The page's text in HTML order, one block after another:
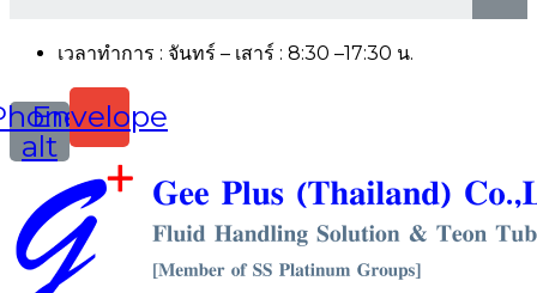
เวลาทำการ : จันทร์ – เสาร์ : 8:30 –17:30 น.
alt
Envelope